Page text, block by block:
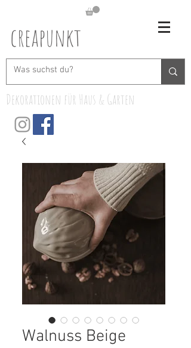
creapunkt
Dekorationen für Haus & Garten
Walnuss Beige